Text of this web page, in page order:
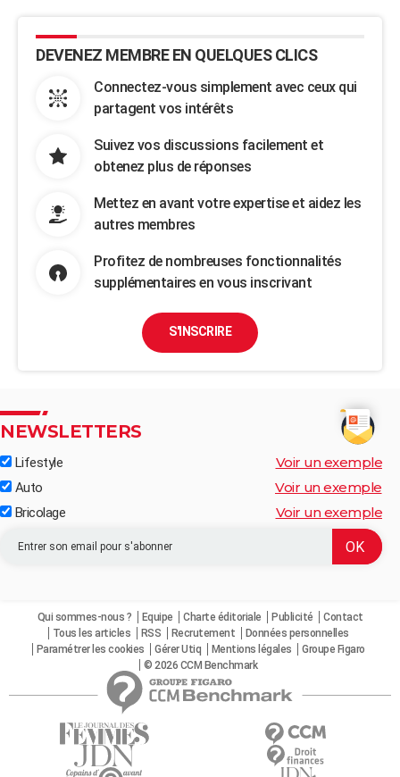
DEVENEZ MEMBRE EN QUELQUES CLICS
Connectez-vous simplement avec ceux qui
partagent vos intérêts
Suivez vos discussions facilement et
obtenez plus de réponses
Mettez en avant votre expertise et aidez les
autres membres
Profitez de nombreuses fonctionnalités
supplémentaires en vous inscrivant
S'INSCRIRE
NEWSLETTERS
Lifestyle Voir un exemple
Auto Voir un exemple
Bricolage Voir un exemple
Qui sommes-nous ? Equipe Charte éditoriale Publicité
Contact
Tous les articles
RSS Recrutement
Données personnelles
Paramétrer les cookies
Gérer Utiq Mentions légales
Groupe Figaro
© 2026 CCM Benchmark